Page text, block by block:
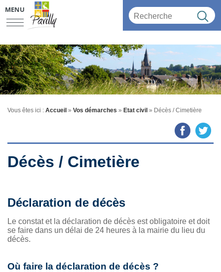
MENU
Vous êtes ici : Accueil » Vos démarches » Etat civil » Décès / Cimetière
Décès / Cimetière
Déclaration de décès
Le constat et la déclaration de décès est obligatoire et doit
se faire dans un délai de 24 heures à la mairie du lieu du
décès.
Où faire la déclaration de décès ?